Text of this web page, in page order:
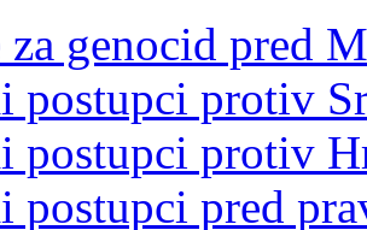
za genocid pred
postupci protiv
postupci protiv
postupci pred